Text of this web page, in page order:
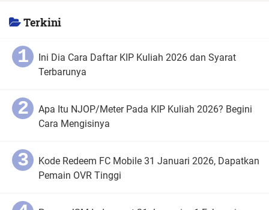
Terkini
Ini Dia Cara Daftar KIP Kuliah 2026 dan Syarat
Terbarunya
Apa Itu NJOP/Meter Pada KIP Kuliah 2026? Begini
Cara Mengisinya
Kode Redeem FC Mobile 31 Januari 2026, Dapatkan
Pemain OVR Tinggi